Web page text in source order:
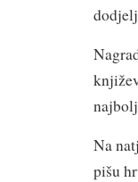
Na
pišu